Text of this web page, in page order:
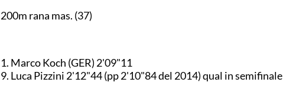
200m rana mas. (37)
1. Marco Koch (GER) 2'09"11
9. Luca Pizzini 2'12"44 (pp 2'10"84 del 2014) qual in semifinale